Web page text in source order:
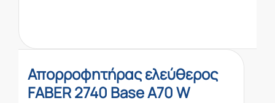
Απορροφητήρας ελεύθερος
FABER 2740 Base A70 W